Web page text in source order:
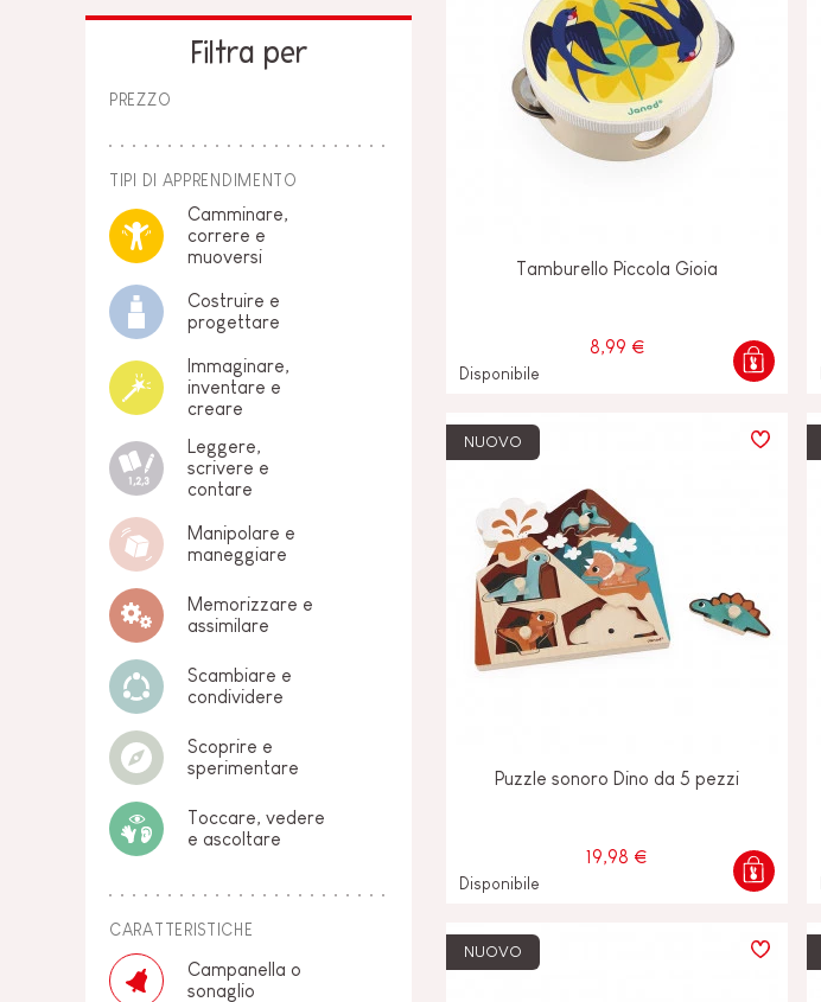
Filtra per
PREZZO
TIPI DI APPRENDIMENTO
Camminare,
correre e
muoversi
Costruire e
progettare
Immaginare,
inventare e
creare
Leggere,
scrivere e
contare
Manipolare e
maneggiare
Memorizzare e
assimilare
Scambiare e
condividere
Scoprire e
sperimentare
Toccare, vedere
e ascoltare
CARATTERISTICHE
Campanella o
sonaglio
Tamburello Piccola Gioia
8,99 €
Disponibile
NUOVO
Puzzle sonoro Dino da 5 pezzi
19,98 €
Disponibile
NUOVO